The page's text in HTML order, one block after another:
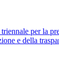
per la
e della